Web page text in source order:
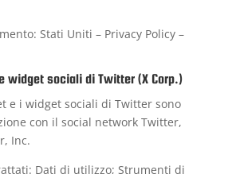
Stati Uniti – Privacy Policy–
widget sociali di Twitter (X Corp.)
e i widget sociali di Twitter sono
con il social network Twitter,
Inc.
Dati di utilizzo; Strumenti di